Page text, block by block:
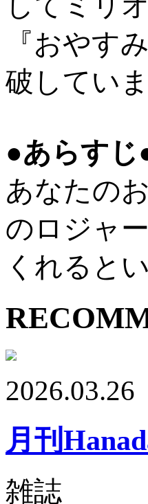
『おやす
破していま
●あらすじ
あなたの
のロジャ
くれると
2026.03.26
月刊
雑誌